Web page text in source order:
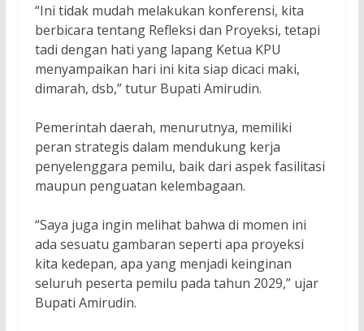
“Ini tidak mudah melakukan konferensi, kita
berbicara tentang Refleksi dan Proyeksi, tetapi
tadi dengan hati yang lapang Ketua KPU
menyampaikan hari ini kita siap dicaci maki,
dimarah, dsb,” tutur Bupati Amirudin.
Pemerintah daerah, menurutnya, memiliki
peran strategis dalam mendukung kerja
penyelenggara pemilu, baik dari aspek fasilitasi
maupun penguatan kelembagaan.
“Saya juga ingin melihat bahwa di momen ini
ada sesuatu gambaran seperti apa proyeksi
kita kedepan, apa yang menjadi keinginan
seluruh peserta pemilu pada tahun 2029,” ujar
Bupati Amirudin.